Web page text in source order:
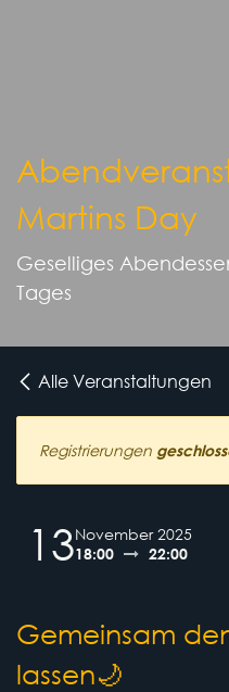
Martins Day
Geselliges
Tages
Alle Veranstaltungen
Registrierungen
13November 2025
18:00 22:00
Gemeinsam
lassen🌙